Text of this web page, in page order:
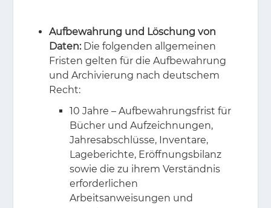
Aufbewahrung und Löschung von
Daten: Die folgenden allgemeinen
Fristen gelten für die Aufbewahrung
und Archivierung nach deutschem
Recht:
10 Jahre – Aufbewahrungsfrist für
Bücher und Aufzeichnungen,
Jahresabschlüsse, Inventare,
Lageberichte, Eröffnungsbilanz
sowie die zu ihrem Verständnis
erforderlichen
Arbeitsanweisungen und